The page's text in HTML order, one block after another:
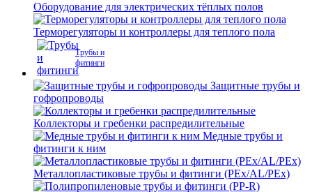
Оборудование для электрических тёплых полов
Терморегуляторы и контроллеры для теплого пола
Трубы и
фитинги
Защитные трубы и
гофропроводы
Коллекторы и гребенки распредилительные
Медные трубы и
фитинги к ним
Металлопластиковые трубы и фитинги (PEx/AL/PEx)